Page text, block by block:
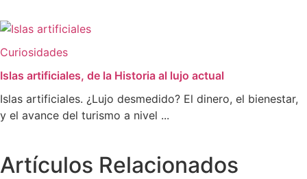
Curiosidades
Islas artificiales, de la Historia al lujo actual
Islas artificiales. ¿Lujo desmedido? El dinero, el bienestar,
y el avance del turismo a nivel ...
Artículos Relacionados